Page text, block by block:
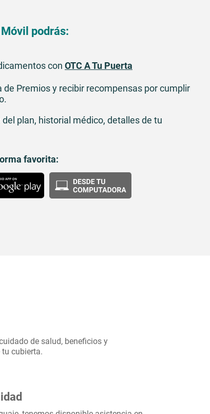
podrás:
con OTC A Tu Puerta
de Premios y recibir recompensas por cumplir
plan, historial médico, detalles de tu
favorita:
de salud, beneficios y
cubierta.